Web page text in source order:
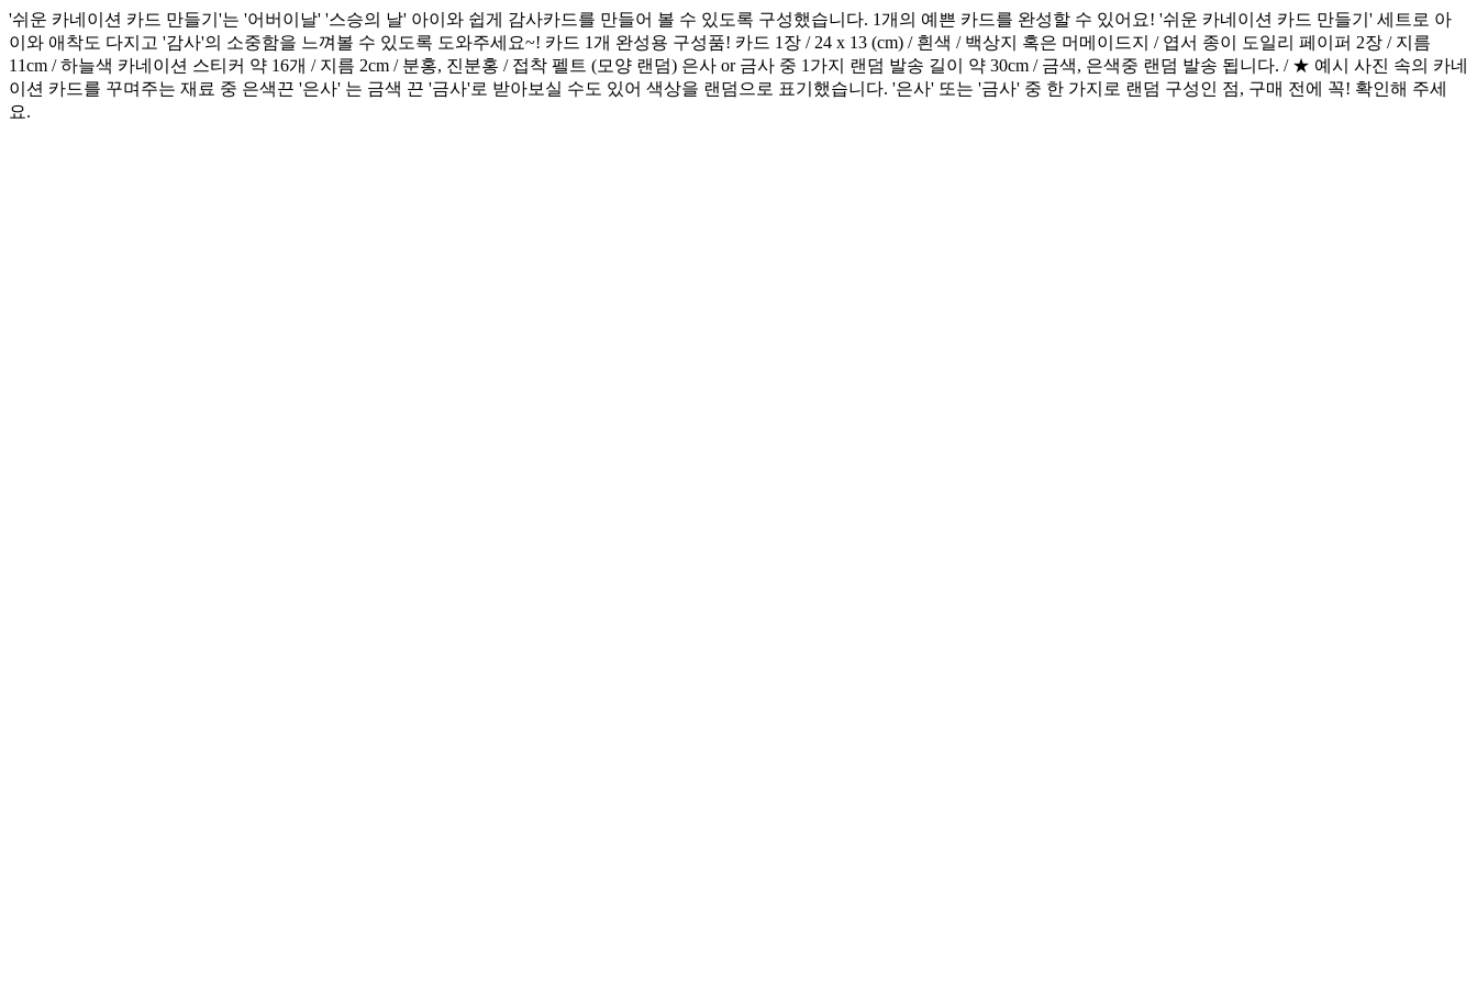
'쉬운 카네이션 카드 만들기'는 '어버이날' '스승의 날' 아이와 쉽게 감사카드를 만들어 볼 수 있도록 구성했습니다. 1개의 예쁜 카드를 완성할 수 있어요! '쉬운 카네이션 카드 만들기' 세트로 아
이와 애착도 다지고 '감사'의 소중함을 느껴볼 수 있도록 도와주세요~! 카드 1개 완성용 구성품! 카드 1장 / 24 x 13 (cm) / 흰색 / 백상지 혹은 머메이드지 / 엽서 종이 도일리 페이퍼 2장 / 지름
11cm / 하늘색 카네이션 스티커 약 16개 / 지름 2cm / 분홍, 진분홍 / 접착 펠트 (모양 랜덤) 은사 or 금사 중 1가지 랜덤 발송 길이 약 30cm / 금색, 은색중 랜덤 발송 됩니다. / ★ 예시 사진 속의 카네
이션 카드를 꾸며주는 재료 중 은색끈 '은사' 는 금색 끈 '금사'로 받아보실 수도 있어 색상을 랜덤으로 표기했습니다. '은사' 또는 '금사' 중 한 가지로 랜덤 구성인 점, 구매 전에 꼭! 확인해 주세
요.